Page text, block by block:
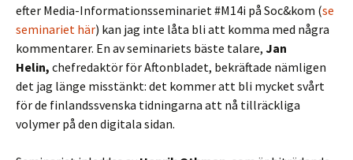
efter Media-Informationsseminariet #M14i på Soc&kom (se
seminariet här) kan jag inte låta bli att komma med några
kommentarer. En av seminariets bäste talare, Jan
Helin, chefredaktör för Aftonbladet, bekräftade nämligen
det jag länge misstänkt: det kommer att bli mycket svårt
för de finlandssvenska tidningarna att nå tillräckliga
volymer på den digitala sidan.